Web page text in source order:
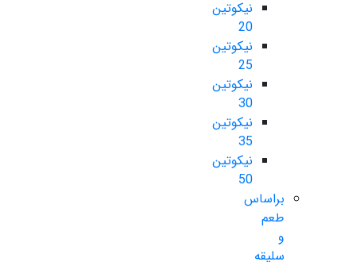
نیکوتین
20
نیکوتین
25
نیکوتین
30
نیکوتین
35
نیکوتین
50
براساس
طعم
و
سلیقه